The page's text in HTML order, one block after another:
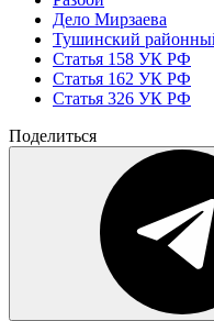
Дело Мирзаева
Тушинский
Статья 158 УК РФ
Статья 162 УК РФ
Статья 326 УК РФ
Поделиться